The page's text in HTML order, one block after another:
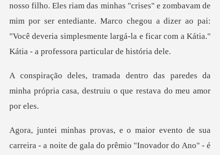
rises" e zombavam de
mim por ser entediante. Marco chegou a dizer ao pai:
"Você deveria si
s paredes da
minha própria casa, destr
o Ano" - é